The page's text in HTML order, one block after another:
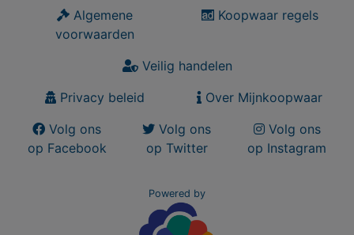
Algemene
voorwaarden
Koopwaar regels
Veilig handelen
Privacy beleid
Over Mijnkoopwaar
Volg ons
op Facebook
Volg ons
op Twitter
Volg ons
op Instagram
Powered by